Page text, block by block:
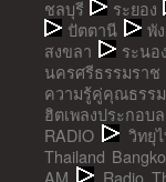
ชลบุรี
ระยอง
ปัตตานี
พั
สงขลา
ระนอง
นครศรีธรรมราช
ความรู้คู่คุณธรร
ฮิตเพลงประกอบ
RADIO
วิทยุ
Thailand